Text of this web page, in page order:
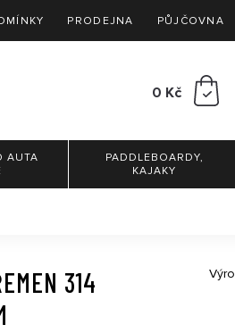
PRODEJNA PŮJČOVNA
0 Kč
AUTA
PADDLEBOARDY,
KAJAKY
314